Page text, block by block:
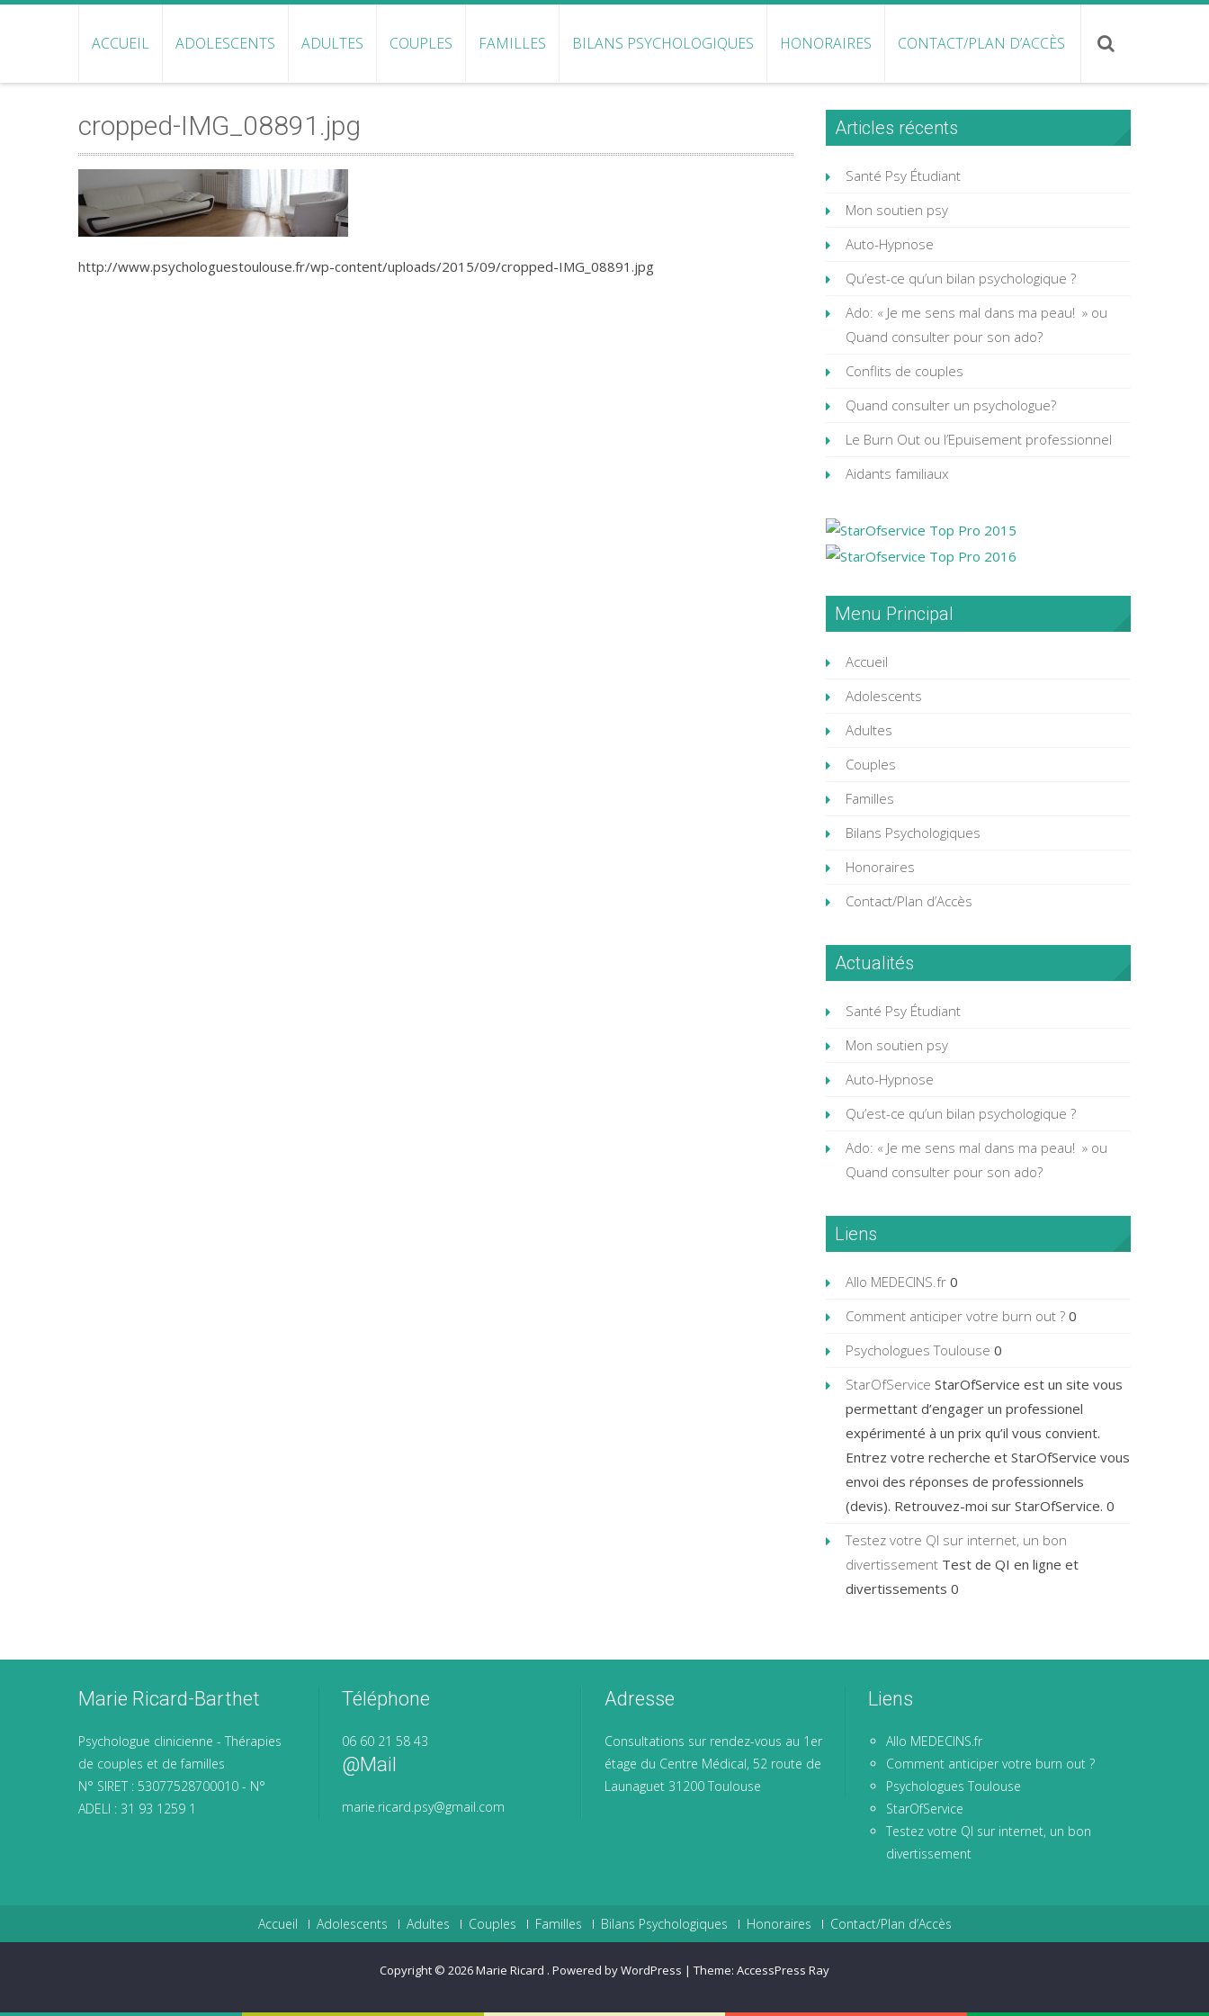
MARIE RICARD-BARTHET, PSYCHOLOGUE CLINICIENNE
ACCUEIL
ADOLESCENTS ADULTES COUPLES FAMILLES BILANS PSYCHOLOGIQUES HONORAIRES CONTACT/PLAN D’ACCÈS
cropped-IMG_08891.jpg
http://www.psychologuestoulouse.fr/wp-content/uploads/2015/09/cropped-IMG_08891.jpg
Articles récents
Santé Psy Étudiant
Mon soutien psy
Auto-Hypnose
Qu’est-ce qu’un bilan psychologique ?
Ado: « Je me sens mal dans ma peau! » ou
Quand consulter pour son ado?
Conflits de couples
Quand consulter un psychologue?
Le Burn Out ou l’Epuisement professionnel
Aidants familiaux
Menu Principal
Accueil
Adolescents
Adultes
Couples
Familles
Bilans Psychologiques
Honoraires
Contact/Plan d’Accès
Actualités
Santé Psy Étudiant
Mon soutien psy
Auto-Hypnose
Qu’est-ce qu’un bilan psychologique ?
Ado: « Je me sens mal dans ma peau! » ou
Quand consulter pour son ado?
Liens
Allo MEDECINS.fr0
Comment anticiper votre burn out ?0
Psychologues Toulouse 0
StarOfService StarOfService est un site vous
permettant d’engager un professionel
expérimenté à un prix qu’il vous convient.
Entrez votre recherche et StarOfService vous
envoi des réponses de professionnels
(devis). Retrouvez-moi sur StarOfService. 0
Testez votre QI sur internet, un bon
divertissementTest de QI en ligne et
divertissements 0
Marie Ricard-Barthet
Psychologue clinicienne - Thérapies
de couples et de familles
N° SIRET : 53077528700010 - N°
ADELI : 31 93 1259 1
Téléphone
06 60 21 58 43
@mail
marie.ricard.psy@gmail.com
Adresse
Consultations sur rendez-vous au 1er
étage du Centre Médical, 52 route de
Launaguet 31200 Toulouse
Liens
Allo MEDECINS.fr
Comment anticiper votre burn out ?
Psychologues Toulouse
StarOfService
Testez votre QI sur internet, un bon
divertissement
Accueil Adolescents Adultes Couples Familles Bilans Psychologiques Honoraires Contact/Plan d’Accès
Copyright © 2026Marie Ricard . Powered by WordPress | Theme: AccessPress Ray